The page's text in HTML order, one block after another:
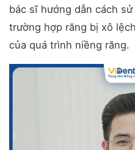
bác sĩ hướng dẫn cách
trường hợp răng bị xô
của quá trình niềng răng.